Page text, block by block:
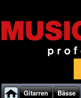
Gitarren Bässe